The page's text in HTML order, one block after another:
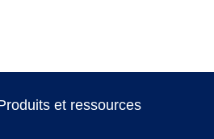
et ressources